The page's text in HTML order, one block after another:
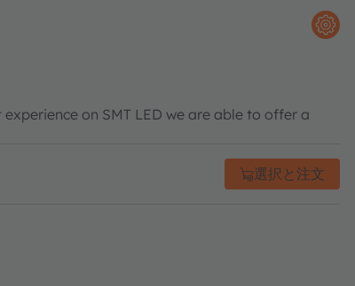
on SMT LED we are able to offer a
選択と注文